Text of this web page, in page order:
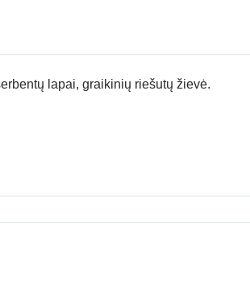
lapai, graikinių riešutų žievė.